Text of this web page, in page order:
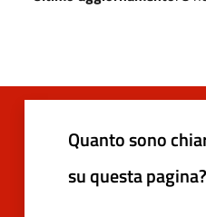
Quanto sono
su questa pagina?